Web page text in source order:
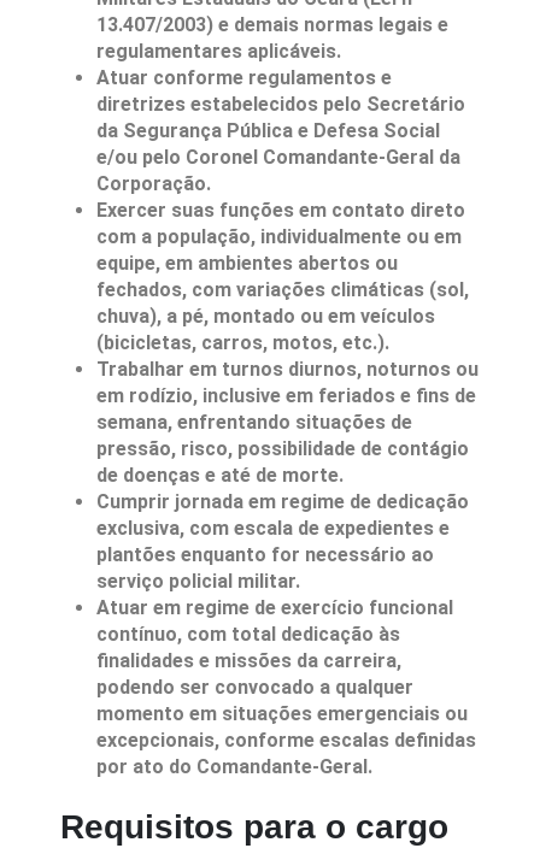
13.407/2003) e demais normas legais e
regulamentares aplicáveis.
Atuar conforme regulamentos e
diretrizes estabelecidos pelo Secretário
da Segurança Pública e Defesa Social
e/ou pelo Coronel Comandante-Geral da
Corporação.
Exercer suas funções em contato direto
com a população, individualmente ou em
equipe, em ambientes abertos ou
fechados, com variações climáticas (sol,
chuva), a pé, montado ou em veículos
(bicicletas, carros, motos, etc.).
Trabalhar em turnos diurnos, noturnos ou
em rodízio, inclusive em feriados e fins de
semana, enfrentando situações de
pressão, risco, possibilidade de contágio
de doenças e até de morte.
Cumprir jornada em regime de dedicação
exclusiva, com escala de expedientes e
plantões enquanto for necessário ao
serviço policial militar.
Atuar em regime de exercício funcional
contínuo, com total dedicação às
finalidades e missões da carreira,
podendo ser convocado a qualquer
momento em situações emergenciais ou
excepcionais, conforme escalas definidas
por ato do Comandante-Geral.
Requisitos para o cargo